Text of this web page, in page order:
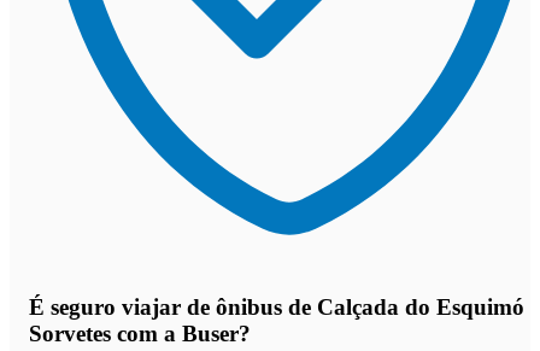
É seguro viajar de ônibus de Calçada do Esquimó
Sorvetes com a Buser?